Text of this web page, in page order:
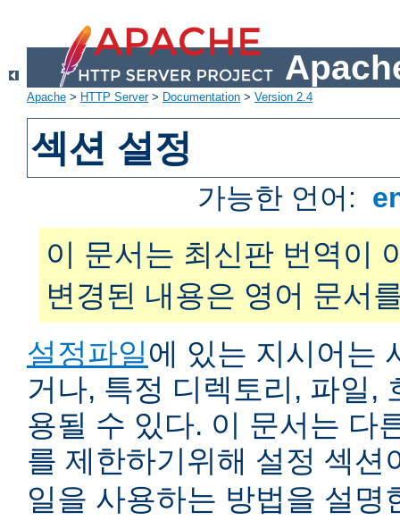
Apache > HTTP Server> Documentation > Version 2.4
섹션 설정
가능한 언어:
이 문서는 최신판 번역이
변경된 내용은 영어 문서
설정파일에 있는 지시어는
거나, 특정 디렉토리, 파일,
용될 수 있다. 이 문서는 다
를 제한하기위해 설정 섹션
일을 사용하는 방법을 설명